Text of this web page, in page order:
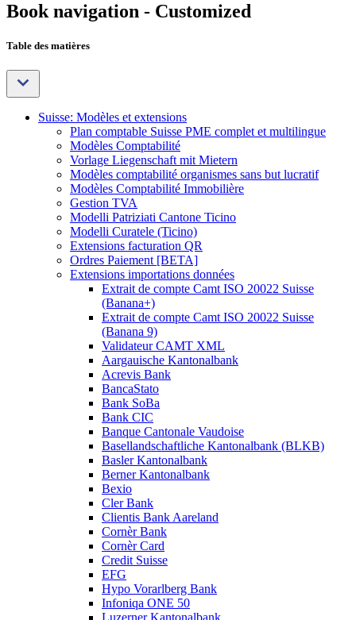
Book navigation - Customized
Table des matières
Suisse: Modèles et extensions
Plan comptable Suisse PME complet et multilingue
Modèles Comptabilité
Vorlage Liegenschaft mit Mietern
Modèles comptabilité organismes sans but lucratif
Modèles Comptabilité Immobilière
Gestion TVA
Modelli Patriziati Cantone Ticino
Modelli Curatele (Ticino)
Extensions facturation QR
Ordres Paiement [BETA]
Extensions importations données
Extrait de compte Camt ISO 20022 Suisse
(Banana+)
Extrait de compte Camt ISO 20022 Suisse
(Banana 9)
Validateur CAMT XML
Aargauische Kantonalbank
Acrevis Bank
BancaStato
Bank SoBa
Bank CIC
Banque Cantonale Vaudoise
Basellandschaftliche Kantonalbank (BLKB)
Basler Kantonalbank
Berner Kantonalbank
Bexio
Cler Bank
Clientis Bank Aareland
Cornèr Bank
Cornèr Card
Credit Suisse
EFG
Hypo Vorarlberg Bank
Infoniqa ONE 50